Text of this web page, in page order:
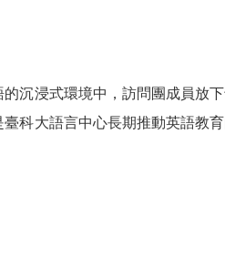
沉浸式環境中，訪問團成員放下
科大語言中心長期推動英語教